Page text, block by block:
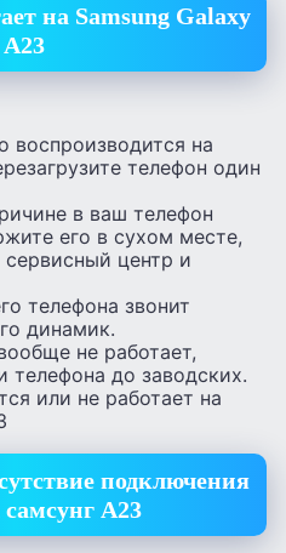
на Samsung Galaxy
A23
воспроизводится на
телефон один
в ваш телефон
его в сухом месте,
сервисный центр и
телефона звонит
динамик.
не работает,
телефона до заводских.
или не работает на
подключения
А23